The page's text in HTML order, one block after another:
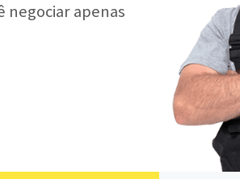
negociar apenas